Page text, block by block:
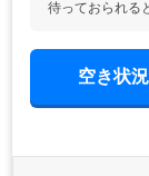
待っておられる
空き状